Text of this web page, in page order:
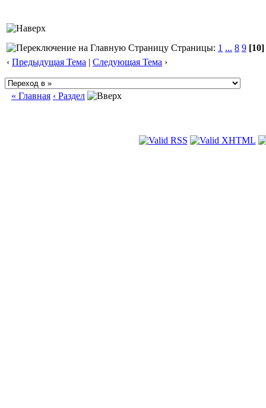
Страницы: 1 ... 8 9 [10]
‹ Предыдущая Тема | Следующая Тема ›
« Главная ‹ Раздел